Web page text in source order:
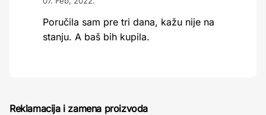
Poručila sam pre tri dana, kažu nije na
stanju. A baš bih kupila.
Reklamacija i zamena proizvoda